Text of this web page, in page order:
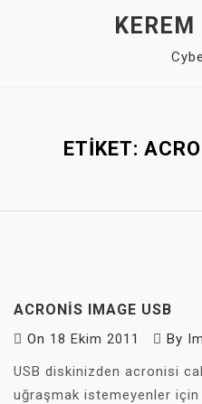
KEREM
ETIKET:
ACRONIS IMAGE USB
On 18 Ekim 2011 By
USB diskinizden acronisi
uğraşmak istemeyenler